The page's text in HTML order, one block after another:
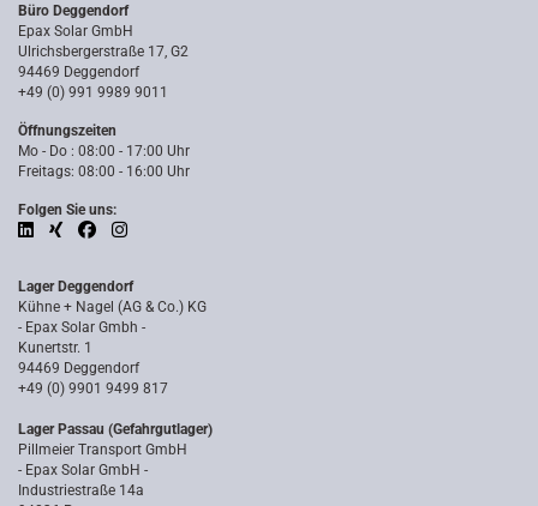
Büro Deggendorf
Epax Solar GmbH
Ulrichsbergerstraße 17, G2
94469 Deggendorf
+49 (0) 991 9989 9011
Öffnungszeiten
Mo - Do : 08:00 - 17:00 Uhr
Freitags: 08:00 - 16:00 Uhr
Folgen Sie uns:
Lager Deggendorf
Kühne + Nagel (AG & Co.) KG
- Epax Solar Gmbh -
Kunertstr. 1
94469 Deggendorf
+49 (0) 9901 9499 817
Lager Passau (Gefahrgutlager)
Pillmeier Transport GmbH
- Epax Solar GmbH -
Industriestraße 14a